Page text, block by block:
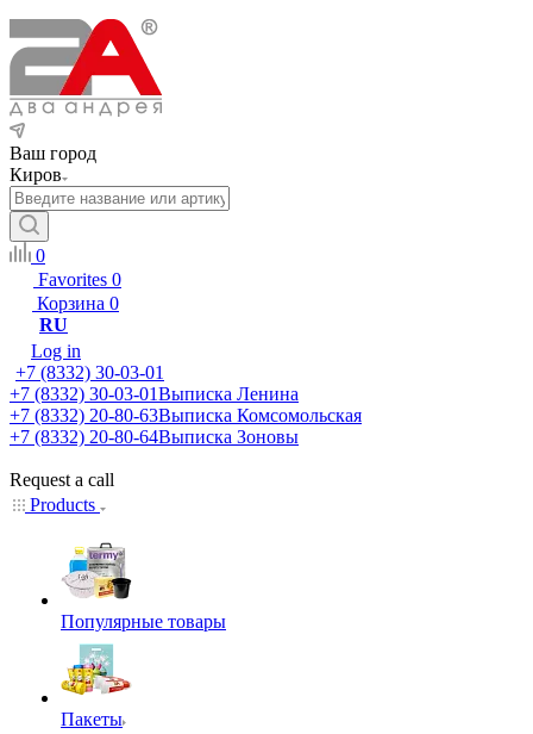
Ваш город
Киров
0
Favorites 0
Корзина 0
RU
Log in
+7 (8332) 30-03-01
+7 (8332) 30-03-01Выписка Ленина
+7 (8332) 20-80-63Выписка Комсомольская
+7 (8332) 20-80-64Выписка Зоновы
Request a call
Products
Популярные товары
Пакеты